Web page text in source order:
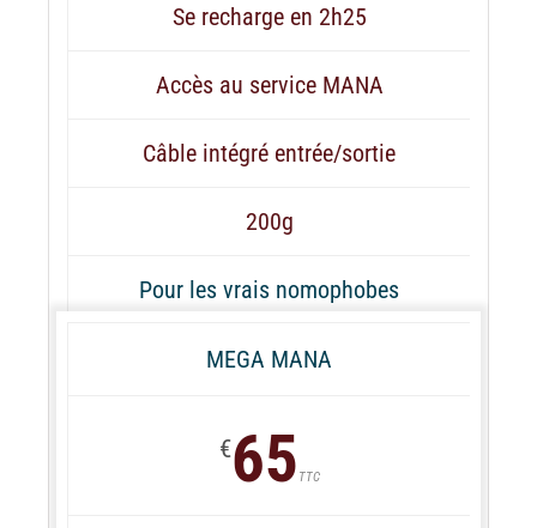
Se recharge en 2h25
Accès au service MANA
Câble intégré entrée/sortie
200g
Pour les vrais nomophobes
MEGA MANA
€65 TTC